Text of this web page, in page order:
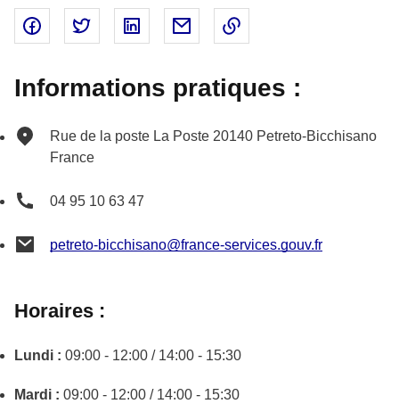
Partager sur Facebook - nouvelle fenêtre
Partager sur Twitter - nouvelle fenêtre
Partager sur Linked In - nouvelle
Partager par email - nouvelle
Informations pratiques :
Rue de la poste La Poste 20140 Petreto-Bicchisano
France
04 95 10 63 47
petreto-bicchisano@france-services.gouv.fr
Horaires :
Lundi : 09:00 - 12:00 / 14:00 - 15:30
Mardi : 09:00 - 12:00 / 14:00 - 15:30